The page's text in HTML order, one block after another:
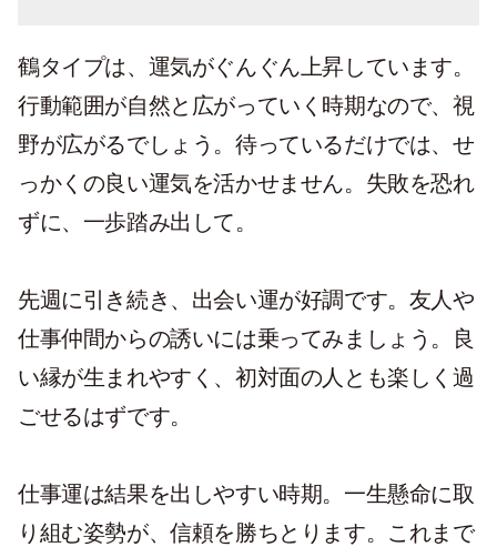
鶴タイプは、運気がぐんぐん上昇しています。
行動範囲が自然と広がっていく時期なので、視
野が広がるでしょう。待っているだけでは、せ
っかくの良い運気を活かせません。失敗を恐れ
ずに、一歩踏み出して。
先週に引き続き、出会い運が好調です。友人や
仕事仲間からの誘いには乗ってみましょう。良
い縁が生まれやすく、初対面の人とも楽しく過
ごせるはずです。
仕事運は結果を出しやすい時期。一生懸命に取
り組む姿勢が、信頼を勝ちとります。これまで